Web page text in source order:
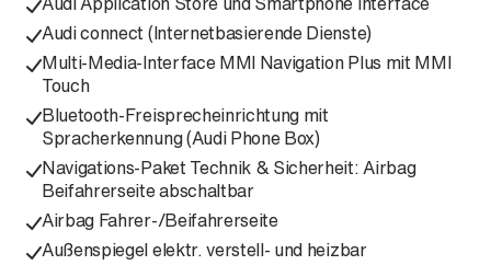
Audi connect (Internetbasierende Dienste)
Multi-Media-Interface MMI Navigation Plus mit MMI
Touch
Bluetooth-Freisprecheinrichtung mit
Spracherkennung (Audi Phone Box)
Navigations-Paket Technik & Sicherheit: Airbag
Beifahrerseite abschaltbar
Airbag Fahrer-/Beifahrerseite
Außenspiegel elektr. verstell- und heizbar